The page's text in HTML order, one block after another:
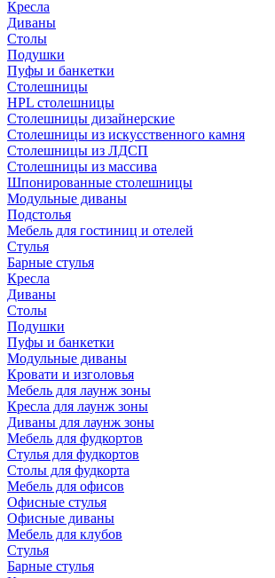
Кресла
Диваны
Столы
Подушки
Пуфы и банкетки
Столешницы
HPL столешницы
Столешницы дизайнерские
Столешницы из искусственного камня
Столешницы из ЛДСП
Столешницы из массива
Шпонированные столешницы
Модульные диваны
Подстолья
Мебель для гостиниц и отелей
Стулья
Барные стулья
Кресла
Диваны
Столы
Подушки
Пуфы и банкетки
Модульные диваны
Кровати и изголовья
Мебель для лаунж зоны
Кресла для лаунж зоны
Диваны для лаунж зоны
Мебель для фудкортов
Стулья для фудкортов
Столы для фудкорта
Мебель для офисов
Офисные стулья
Офисные диваны
Мебель для клубов
Стулья
Барные стулья